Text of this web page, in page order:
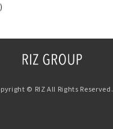
© RIZ All Rights Reserved.